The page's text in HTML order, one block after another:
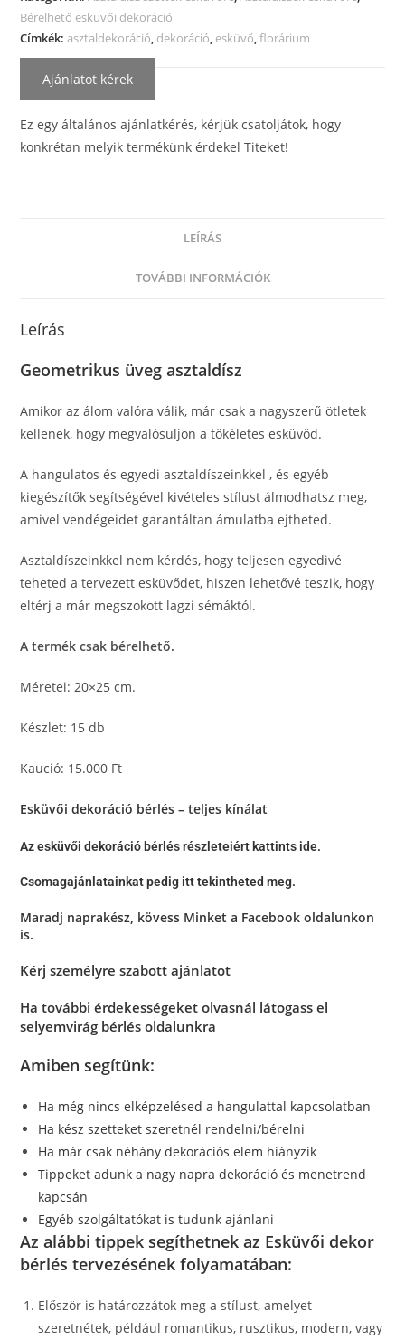
Bérelhető esküvői dekoráció
Címkék:asztaldekoráció dekoráció esküvő ,florárium
Ajánlatot kérek
Ez egy általános ajánlatkérés, kérjük csatoljátok, hogy
konkrétan melyik termékünk érdekel Titeket!
LEÍRÁS
TOVÁBBI INFORMÁCIÓK
Leírás
Geometrikus üveg asztaldísz
Amikor az álom valóra válik, már csak a nagyszerű ötletek
kellenek, hogy megvalósuljon a tökéletes esküvőd.
A hangulatos és egyedi asztaldíszeinkkel , és egyéb
kiegészítők segítségével kivételes stílust álmodhatsz meg,
amivel vendégeidet garantáltan ámulatba ejtheted.
Asztaldíszeinkkel nem kérdés, hogy teljesen egyedivé
teheted a tervezett esküvődet, hiszen lehetővé teszik, hogy
eltérj a már megszokott lagzi sémáktól.
A termék csak bérelhető.
Méretei: 20×25 cm.
Készlet: 15 db
Kaució: 15.000 Ft
Esküvői dekoráció bérlés – teljes kínálat
Az esküvői dekoráció bérlés részleteiért kattints ide.
Csomagajánlatainkat pedig itt tekintheted meg.
Maradj naprakész, kövess Minket a Facebook oldalunkon
is.
Kérj személyre szabott ajánlatot
Ha további érdekességeket olvasnál látogass el
selyemvirág bérlés oldalunkra
Amiben segítünk:
Ha még nincs elképzelésed a hangulattal kapcsolatban
Ha kész szetteket szeretnél rendelni/bérelni
Ha már csak néhány dekorációs elem hiányzik
Tippeket adunk a nagy napra dekoráció és menetrend
kapcsán
Egyéb szolgáltatókat is tudunk ajánlani
Az alábbi tippek segíthetnek az Esküvői dekor
bérlés tervezésének folyamatában:
Először is határozzátok meg a stílust, amelyet
szeretnétek, például romantikus, rusztikus, modern, vagy